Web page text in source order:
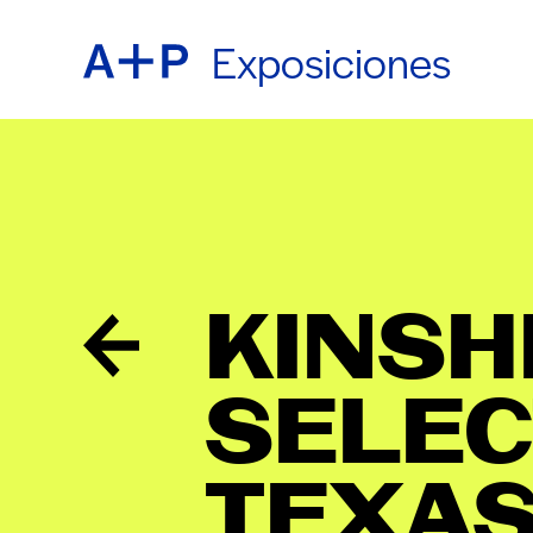
Exposiciones
普通话